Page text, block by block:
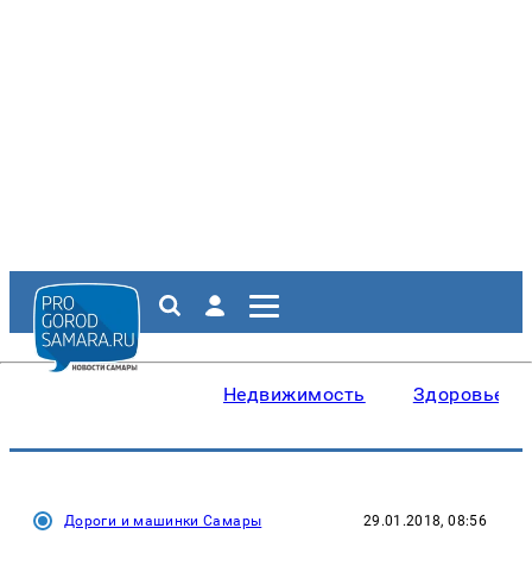
Недвижимость Здоровье
Дороги и машинки Самары 29.01.2018, 08:56